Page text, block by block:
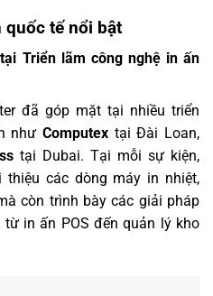
quốc tế nổi bật
Triển lãm công nghệ in ấn
đã góp mặt tại nhiều triển
nhưComputex tại Đài Loan,
tại Dubai. Tại mỗi sự kiện,
các dòng máy in nhiệt,
còn trình bày các giải pháp
in ấn POS đến quản lý kho